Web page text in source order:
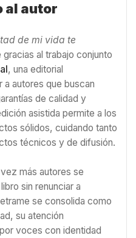
al autor
de mi vida te
al trabajo conjunto
, una editorial
a autores que buscan
de calidad y
asistida permite a los
sólidos, cuidando tanto
técnicos y de difusión.
más autores se
sin renunciar a
se consolida como
su atención
voces con identidad